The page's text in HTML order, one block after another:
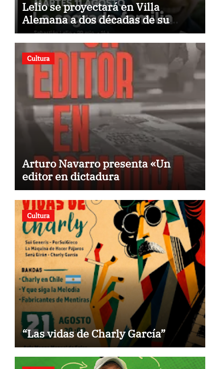
Lelio se proyectará en Villa
Alemana a dos décadas de su
estreno
Cultura
Arturo Navarro presenta «Un
editor en dictadura
Cultura
“Las vidas de Charly García”